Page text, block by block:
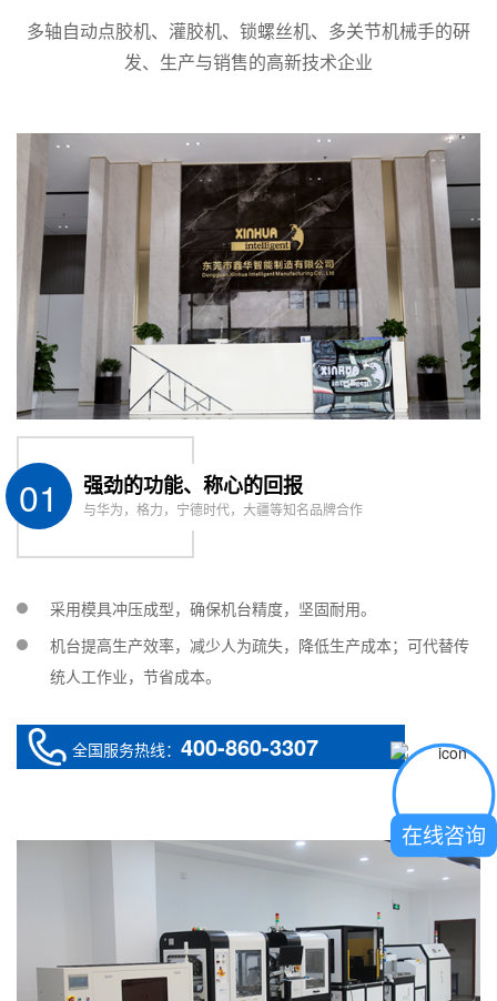
功能参数
物料特
性
自动化程
度
配套设备
特性 说明 功能 说明 设备
说
明
易燃易
爆
适用
自动进
桶
选配
立体桶
库
选
配
高粘度
性
适用
自动寻
口
选配
上盖理 选
高粘度
性
适用
自动开
盖
选配
码机
适用
自动贴
强腐蚀
性
适用
自动码
垛
选配
缠绕打
包机
配
易凝固
适用
自动缠
多轴自动点胶机、灌胶机、锁螺丝机、多关节机械手的硏
发、生产与销售的高新技术企业
01 强劲的功能、称心的回报
与华为，格力，宁德时代，大疆等知名品牌合作
采用模具冲压成型，确保机台精度，坚固耐用。
机台提高生产效率，减少人为疏失，降低生产成本；可代替传
统人工作业，节省成本。
全国服务热线： 400-860-3307
在线咨询